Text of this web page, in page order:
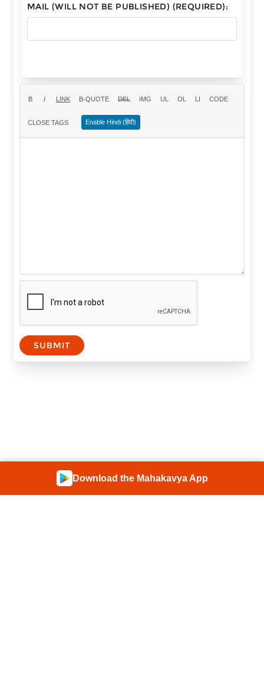
MAIL (WILL NOT BE PUBLISHED) (REQUIRED):
Enable Hindi (हिंदी)
SUBMIT
Download the Mahakavya App